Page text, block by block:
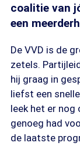
coalitie van
een
De VVD is de
zetels.
hij graag in
liefst een
leek het er nog
genoeg had
de laatste